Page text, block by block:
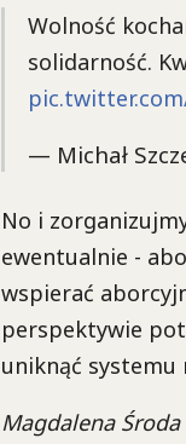
Wolność
solidarność.
— Michał
No i
ewentualnie -
wspierać
perspektywie
uniknąć systemu
Magdalena Środa